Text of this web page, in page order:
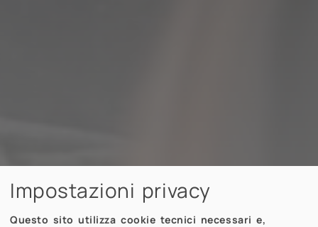
Impostazioni privacy
Questo sito utilizza cookie tecnici necessari e,